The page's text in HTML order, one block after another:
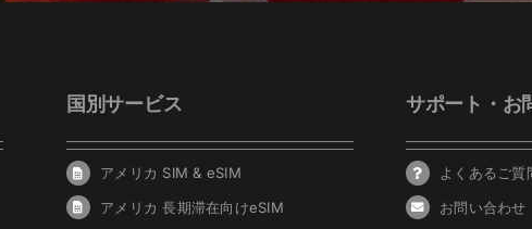
国別サービス
アメリカ SIM & eSIM
アメリカ 長期滞在向けeSIM
サポート・お
よくあるご質
お問い合わせ